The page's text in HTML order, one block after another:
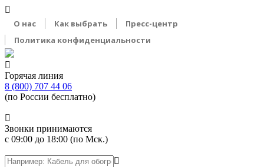
О нас Как выбрать
Пресс-центр
Политика конфиденциальности
Горячая линия
8 (800) 707 44 06
(по России бесплатно)
Звонки принимаются
с 09:00 до 18:00 (по Мск.)